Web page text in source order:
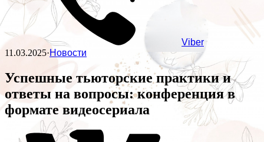
Viber
11.03.2025·Новости
Успешные тьюторские практики и
ответы на вопросы: конференция в
формате видеосериала